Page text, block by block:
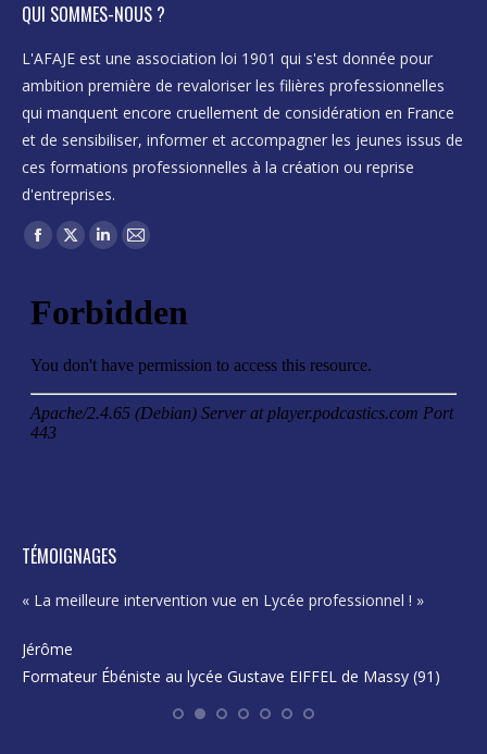
QUI SOMMES-NOUS ?
L'AFAJE est une association loi 1901 qui s'est donnée pour
ambition première de revaloriser les filières professionnelles
qui manquent encore cruellement de considération en France
et de sensibiliser, informer et accompagner les jeunes issus de
ces formations professionnelles à la création ou reprise
d'entreprises.
Trouvez nous sur :
Facebook
opens
new
window
X
opens
new
window
LinkedIn
opens
new
window
Mail
opens
new
window
TÉMOIGNAGES
« La meilleure intervention vue en Lycée professionnel ! »
Jérôme
Formateur Ébéniste au lycée Gustave EIFFEL de Massy (91)